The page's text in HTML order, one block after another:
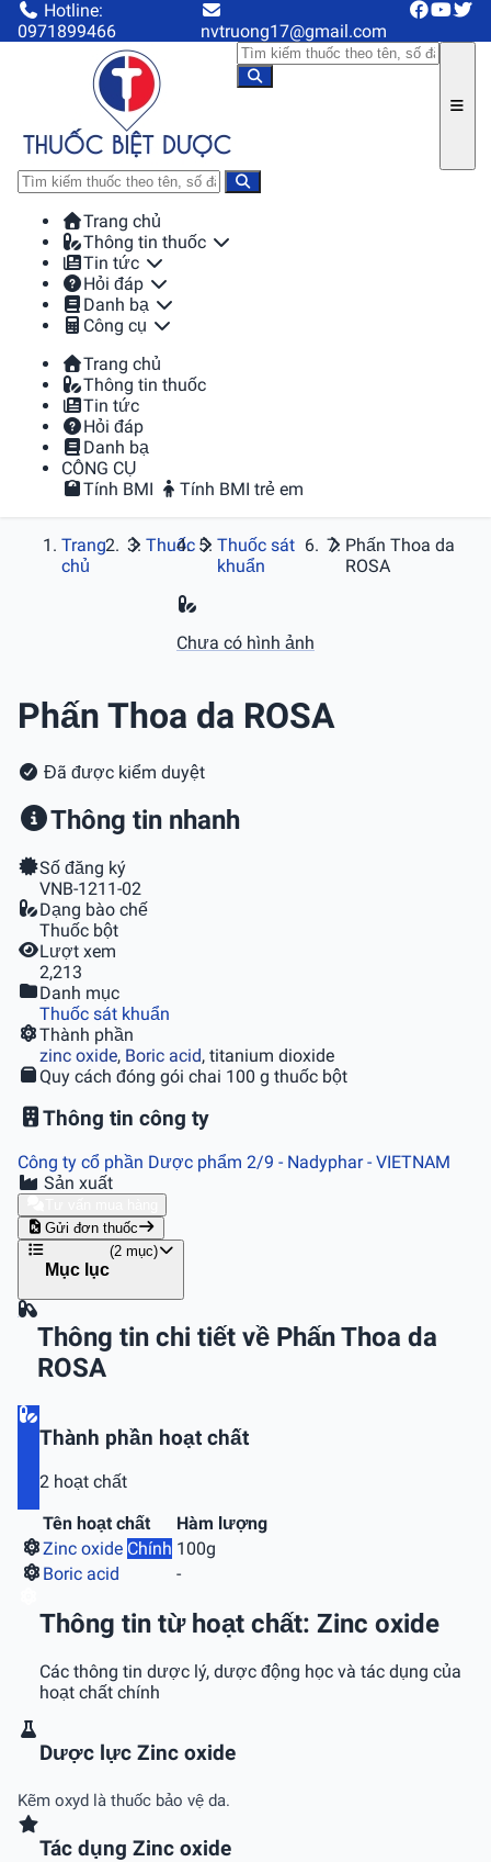
Hotline:
0971899466
nvtruong17@gmail.com
Trang chủ
Thông tin thuốc
Tin tức
Hỏi đáp
Danh bạ
Công cụ
Trang chủ
Thông tin thuốc
Tin tức
Hỏi đáp
Danh bạ
CÔNG CỤ
Tính BMI
Tính BMI trẻ em
Trang
chủ
Thuốc
Thuốc sát
khuẩn
Phấn Thoa da
ROSA
Chưa có hình ảnh
Phấn Thoa da ROSA
Đã được kiểm duyệt
Thông tin nhanh
Số đăng ký
VNB-1211-02
Dạng bào chế
Thuốc bột
Lượt xem
2,213
Danh mục
Thuốc sát khuẩn
Thành phần
zinc oxide, Boric acid, titanium dioxide
Quy cách đóng gói chai 100 g thuốc bột
Thông tin công ty
Công ty cổ phần Dược phẩm 2/9 - Nadyphar- VIETNAM
Sản xuất
Gửi đơn thuốc
Mục lục
(2 mục)
Thông tin chi tiết về Phấn Thoa da
ROSA
Thành phần hoạt chất
2 hoạt chất
Tên hoạt chất
Hàm lượng
Zinc oxide Chính 100g
Boric acid
-
Thông tin từ hoạt chất: Zinc oxide
Các thông tin dược lý, dược động học và tác dụng của
hoạt chất chính
Dược lực Zinc oxide
Kẽm oxyd là thuốc bảo vệ da.
Tác dụng Zinc oxide